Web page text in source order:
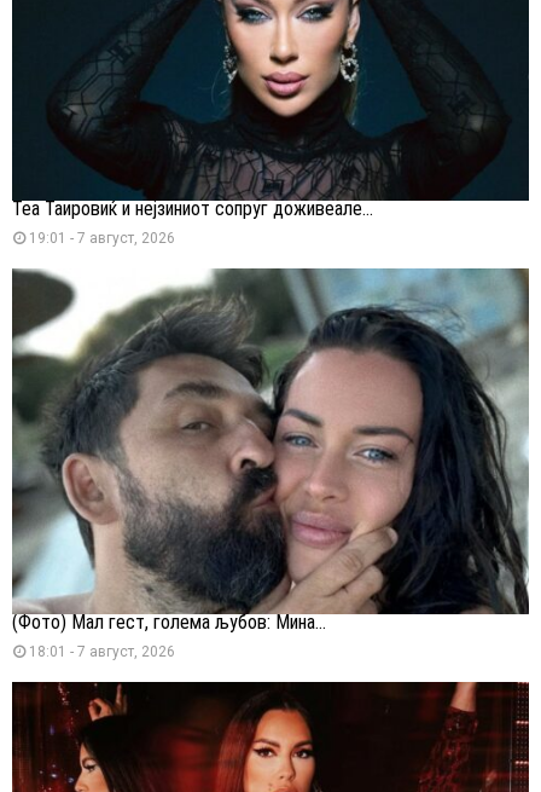
Теа Таировиќ и нејзиниот сопруг доживеале...
19:01 - 7 август, 2026
(Фото) Мал гест, голема љубов: Мина...
18:01 - 7 август, 2026